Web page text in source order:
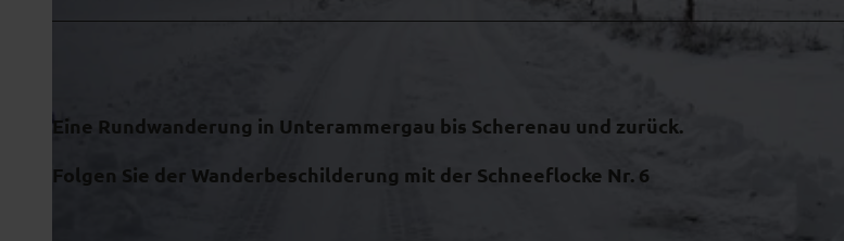
Eine Rundwanderung in Unterammergau bis Scherenau und zurück.
Folgen Sie der Wanderbeschilderung mit der Schneeflocke Nr. 6